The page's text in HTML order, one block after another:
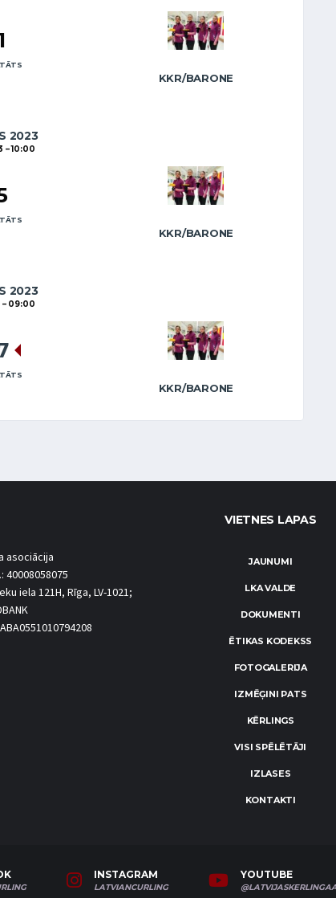
KKR/BARONE
2023
10:00
KKR/BARONE
2023
09:00
KKR/BARONE
asociācija
40008058075
iela 121H, Rīga, LV-1021;
VIETNES LAPAS
JAUNUMI
LKA VALDE
DOKUMENTI
ĒTIKAS KODEKSS
FOTOGALERIJA
IZMĒĢINI PATS
KĒRLINGS
VISI SPĒLĒTĀJI
IZLASES
KONTAKTI
INSTAGRAM
LATVIANCURLING
YOUTUBE